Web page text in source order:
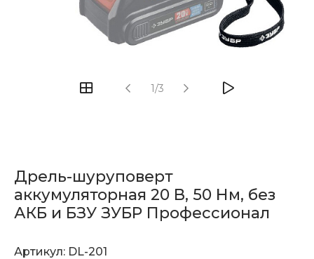
1/3
Дрель-шуруповерт
аккумуляторная 20 В, 50 Нм, без
АКБ и БЗУ ЗУБР Профессионал
Артикул: DL-201